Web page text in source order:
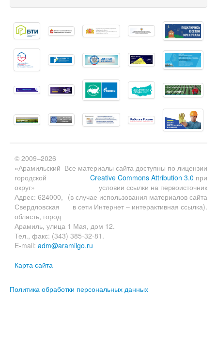
Все материалы сайта доступны по лицензии
Creative Commons Attribution 3.0 при
условии ссылки на первоисточник
(в случае использования материалов сайта
в сети Интернет – интерактивная ссылка).
© 2009–2026
«Арамильский
городской
округ»
Адрес: 624000,
Свердловская
область, город
Арамиль, улица 1 Мая, дом 12.
Тел., факс: (343) 385-32-81.
E-mail: adm@aramilgo.ru
Карта сайта
Политика обработки персональных данных